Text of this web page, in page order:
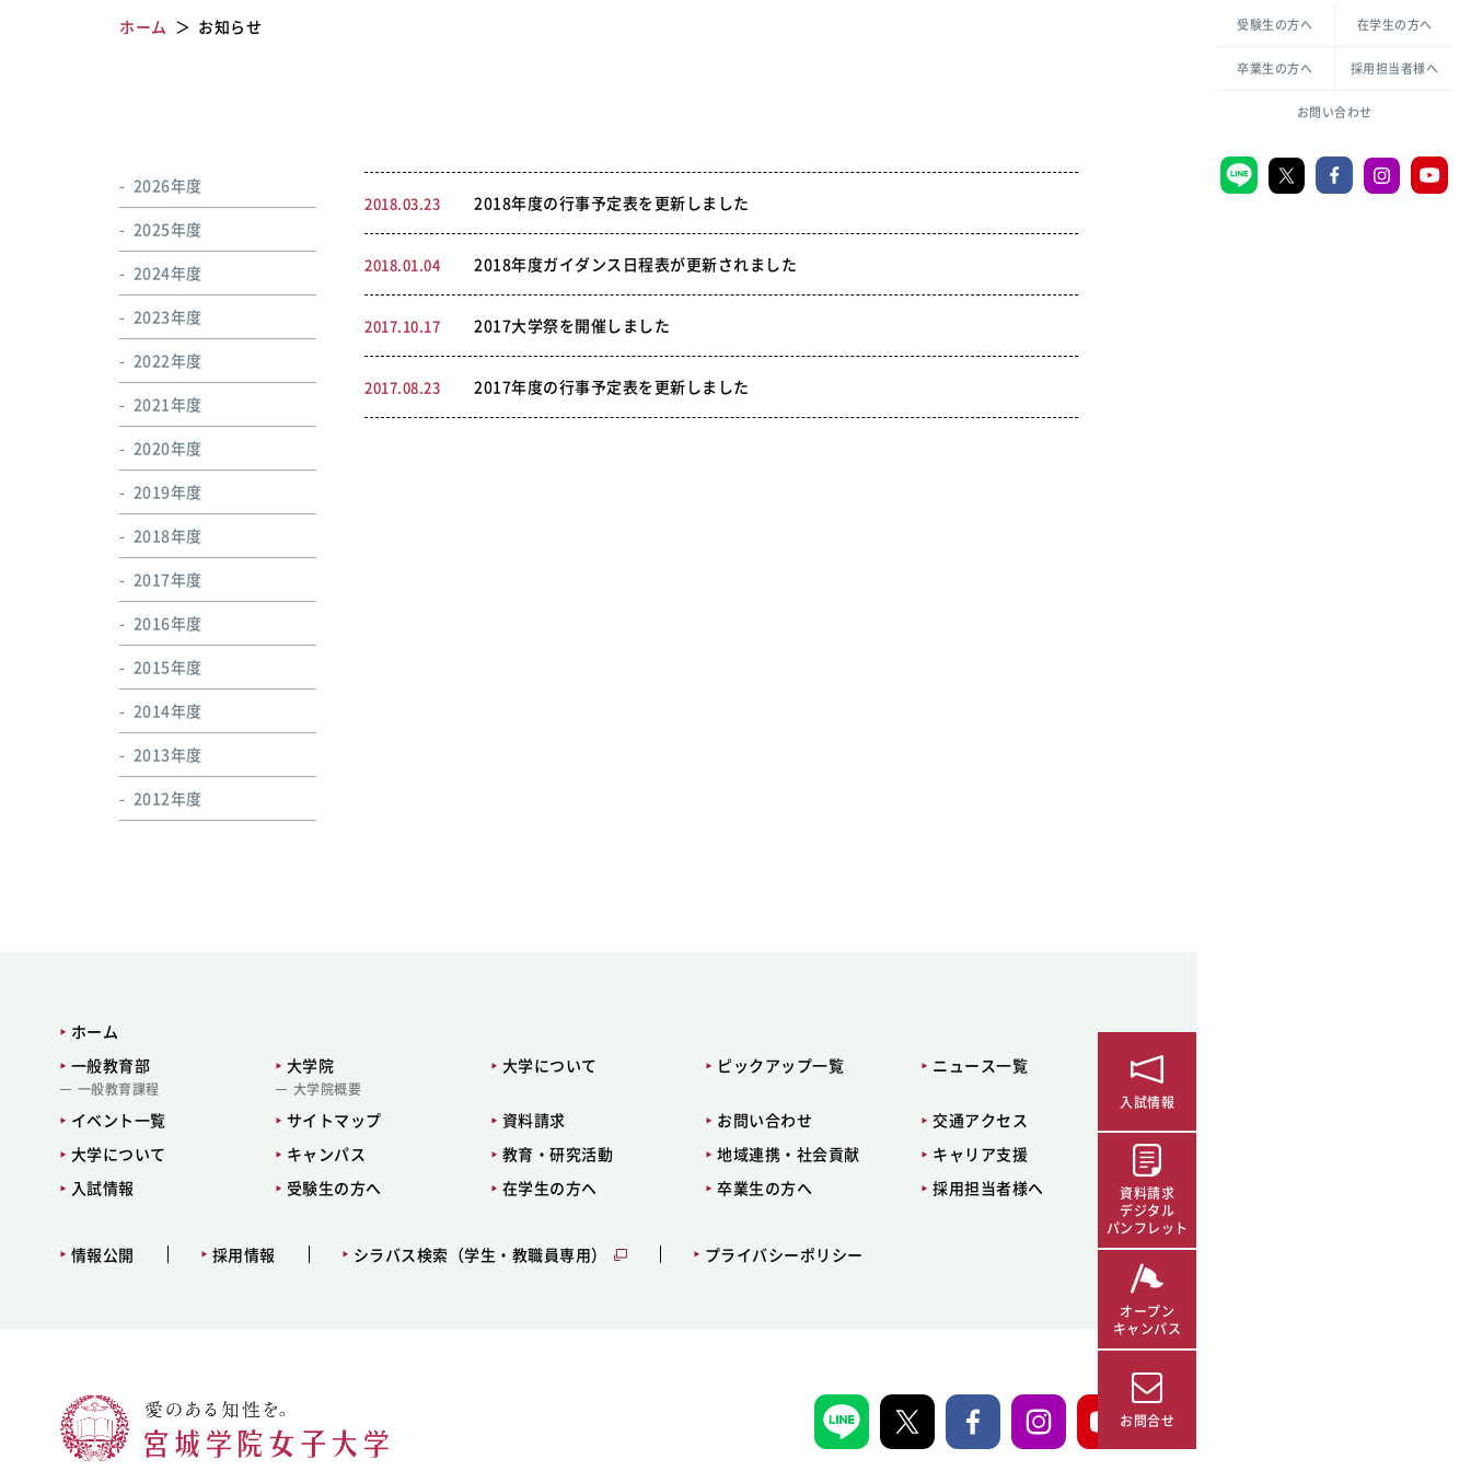
倫理憲章
ハラスメントの防止
共生のための多様性宣言
一般教育課程
教職センター
学芸員課程
図書館司書課程
生活環境科学研究所
受験生の方へ
在学生の方へ
卒業生の方へ 採用担当者様へ
お問い合わせ
ホーム お知らせ
2018.03.23 2018年度の行事予定表を更新しました
2018.01.04 2018年度ガイダンス日程表が更新されました
2017.10.17 2017大学祭を開催しました
2017.08.23 2017年度の行事予定表を更新しました
2026年度
2025年度
2024年度
2023年度
2022年度
2021年度
2020年度
2019年度
2018年度
2017年度
2016年度
2015年度
2014年度
2013年度
2012年度
ホーム
一般教育部
一般教育課程
大学院
大学院概要
大学について ピックアップ一覧 ニュース一覧
イベント一覧 サイトマップ 資料請求 お問い合わせ
交通アクセス
大学について
キャンパス 教育・研究活動 地域連携・社会貢献
キャリア支援
入試情報
受験生の方へ 在学生の方へ 卒業生の方へ 採用担当者様へ
情報公開 採用情報 シラバス検索（学生・教職員専用） プライバシーポリシー
入試情報
資料請求
デジタル
パンフレット
オープン
キャンパス
お問合せ